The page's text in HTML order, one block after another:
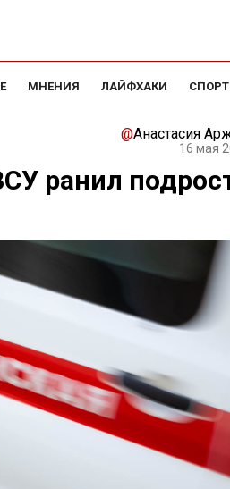
МНЕНИЯ ЛАЙФХАКИ СПОРТ
@Анастасия
16 мая
ранил